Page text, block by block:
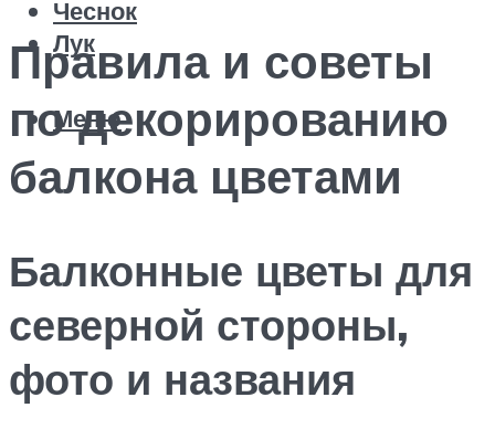
Чеснок
Лук
Меню
Правила и советы
по декорированию
балкона цветами
Балконные цветы для
северной стороны,
фото и названия